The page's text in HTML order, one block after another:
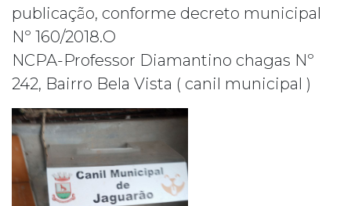
publicação, conforme decreto municipal
Nº 160/2018.O
NCPA-Professor Diamantino chagas Nº
242, Bairro Bela Vista ( canil municipal )